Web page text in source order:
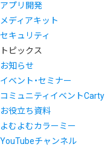
アプリ開発
メディアキット
セキュリティ
トピックス
お知らせ
イベント・セミナー
コミュニティイベントCarty
お役立ち資料
よむよむカラーミー
YouTubeチャンネル